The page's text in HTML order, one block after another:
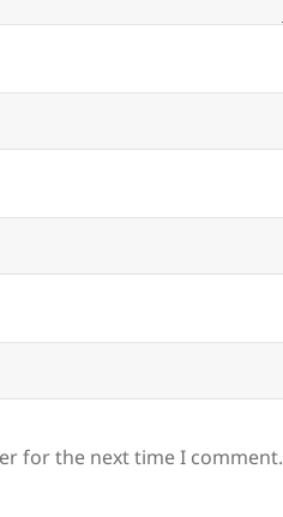
for the next time I comment.